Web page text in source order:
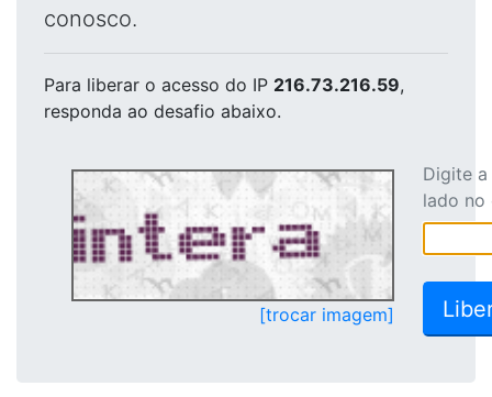
conosco.
Para liberar o acesso do IP 216.73.216.59,
responda ao desafio abaixo.
[trocar imagem]
Digite
lado no